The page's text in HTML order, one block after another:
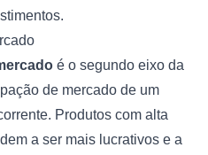
é o segundo eixo da
de mercado de um
Produtos com alta
a ser mais lucrativos e a